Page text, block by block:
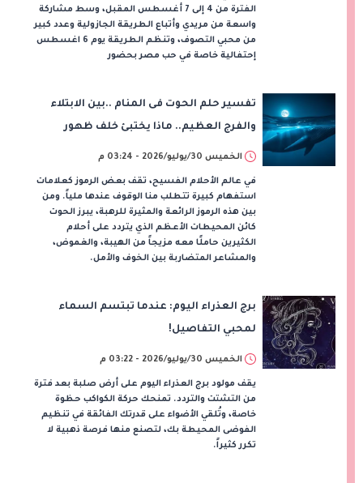
الفترة من 4 إلى 7 أغسطس المقبل، وسط مشاركة
واسعة من مريدي وأتباع الطريقة الجازولية وعدد كبير
من محبي التصوف، وتنظم الطريقة يوم 6 اغسطس
إحتفالية خاصة في حب مصر بحضور
تفسير حلم الحوت فى المنام ..بين الابتلاء
والفرج العظيم.. ماذا يختبئ خلف ظهور
"الحوت" في أحلامنا؟
الخميس 30/يوليو/2026 - 03:24 م
في عالم الأحلام الفسيح، تقف بعض الرموز كعلامات
استفهام كبيرة تتطلب منا الوقوف عندها ملياً. ومن
بين هذه الرموز الرائعة والمثيرة للرهبة، يبرز الحوت
كائن المحيطات الأعظم الذي يتردد على أحلام
الكثيرين حاملًا معه مزيجاً من الهيبة، والغموض،
والمشاعر المتضاربة بين الخوف والأمل.
برج العذراء اليوم: عندما تبتسم السماء
لمحبي التفاصيل!
الخميس 30/يوليو/2026 - 03:22 م
يقف مولود برج العذراء اليوم على أرض صلبة بعد فترة
من التشتت والتردد. تمنحك حركة الكواكب حظوة
خاصة، وتُلقي الأضواء على قدرتك الفائقة في تنظيم
الفوضى المحيطة بك، لتصنع منها فرصة ذهبية لا
تكرر كثيراً.